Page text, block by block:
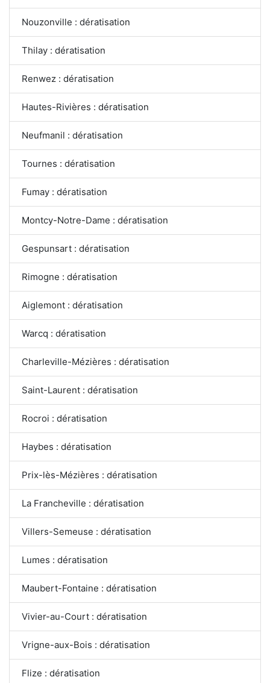
Nouzonville : dératisation
Thilay : dératisation
Renwez : dératisation
Hautes-Rivières : dératisation
Neufmanil : dératisation
Tournes : dératisation
Fumay : dératisation
Montcy-Notre-Dame : dératisation
Gespunsart : dératisation
Rimogne : dératisation
Aiglemont : dératisation
Warcq : dératisation
Charleville-Mézières : dératisation
Saint-Laurent : dératisation
Rocroi : dératisation
Haybes : dératisation
Prix-lès-Mézières : dératisation
La Francheville : dératisation
Villers-Semeuse : dératisation
Lumes : dératisation
Maubert-Fontaine : dératisation
Vivier-au-Court : dératisation
Vrigne-aux-Bois : dératisation
Flize : dératisation